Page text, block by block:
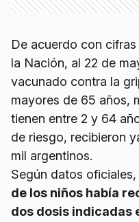
De acuerdo con
la Nación, al 22 de
vacunado contra la
mayores de 65 años,
tienen entre 2 y 64
de riesgo, recibieron
mil argentinos.
Según datos
de los niños había
dos dosis indicadas